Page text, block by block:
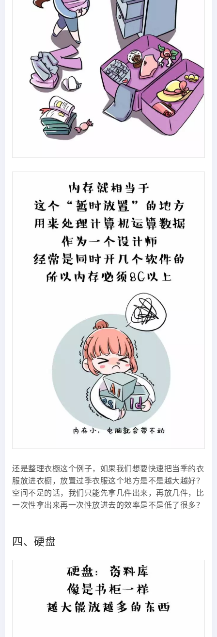
还是整理衣橱这个例子，如果我们想要快速把当季的衣
服放进衣橱，放置过季衣服这个地方是不是越大越好？
空间不足的话，我们只能先拿几件出来，再放几件，比
一次性拿出来再一次性放进去的效率是不是低了很多？
四、硬盘